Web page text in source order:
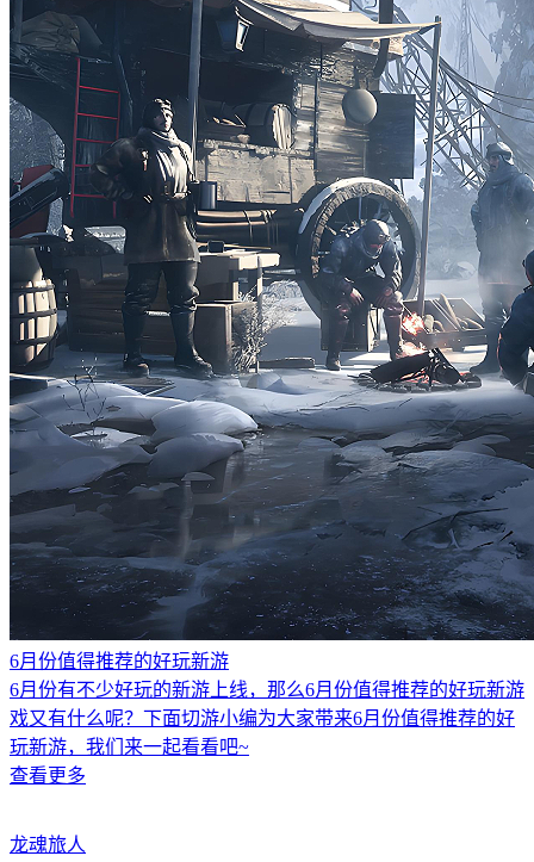
6月份值得推荐的好玩新游
6月份有不少好玩的新游上线，那么6月份值得推荐的好玩新游
戏又有什么呢？下面切游小编为大家带来6月份值得推荐的好
玩新游，我们来一起看看吧~
查看更多
龙魂旅人